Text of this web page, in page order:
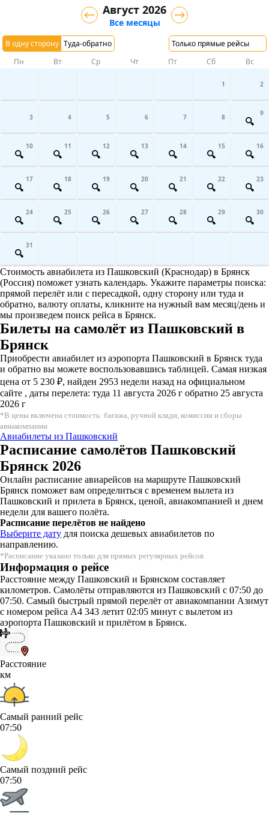
В одну сторону Туда-обратно Только прямые рейсы
Август 2026
Все месяцы
Пн Вт Ср Чт Пт Сб Вс
1 2
3 4 5 6 7 8 9
10 11 12 13 14 15 16
17 18 19 20 21 22 23
24 25 26 27 28 29 30
31
Стоимость авиабилета из Пашковский (Краснодар) в Брянск
(Россия) поможет узнать календарь. Укажите параметры поиска:
прямой перелёт или с пересадкой, одну сторону или туда и
обратно, валюту оплаты, кликните на нужный вам месяц/день и
мы произведем поиск рейса в Брянск.
Билеты на самолёт из Пашковский в
Брянск
Приобрести авиабилет из аэропорта Пашковский в Брянск туда
и обратно вы можете воспользовавшись таблицей. Самая низкая
цена от 5 230 ₽, найден 2953 недели назад на официальном
сайте , даты перелета: туда 11 августа 2026 г обратно 25 августа
2026 г
*В цены включена стоимость: багажа, ручной клади, комиссии и сборы
авиакомпании
Авиабилеты из Пашковский
Расписание самолётов Пашковский
Брянск 2026
Онлайн расписание авиарейсов на маршруте Пашковский
Брянск поможет вам определиться с временем вылета из
Пашковский и прилета в Брянск, ценой, авиакомпанией и днем
недели для вашего полёта.
Расписание перелётов не найдено
Выберите дату для поиска дешевых авиабилетов по
направлению.
*Расписание указано только для прямых регулярных рейсов
Информация о рейсе
Расстояние между Пашковский и Брянском составляет
километров. Самолёты отправляются из Пашковский с 07:50 до
07:50. Самый быстрый прямой перелёт от авиакомпании Азимут
с номером рейса A4 343 летит 02:05 минут с вылетом из
аэропорта Пашковский и прилётом в Брянск.
Расстояние
км
Самый ранний рейс
07:50
Самый поздний рейс
07:50